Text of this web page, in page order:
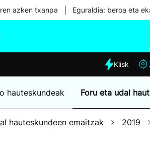
azken txanpa Eguraldia: beroa eta
Eguraldia
Klisk
hauteskundeak Foru eta udal
hauteskundeen emaitzak 2019